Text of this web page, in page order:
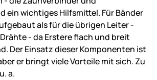
ein wichtiges Hilfsmittel. Für Bänder
als für die übrigen Leiter -
- da Erstere flach und breit
Der Einsatz dieser Komponenten ist
er bringt viele Vorteile mit sich. Zu
a.